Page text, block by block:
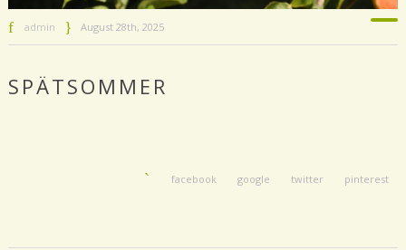
admin August 28th, 2025
SPÄTSOMMER
facebook google twitter pinterest